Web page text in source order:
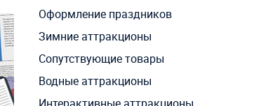
Оформление праздников
Зимние аттракционы
Сопутствующие товары
Водные аттракционы